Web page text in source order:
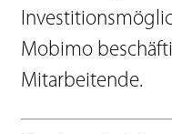
Mobimo
Mitarbeitende.